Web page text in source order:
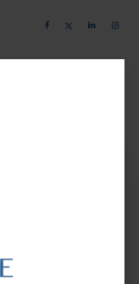
y
a elegir el